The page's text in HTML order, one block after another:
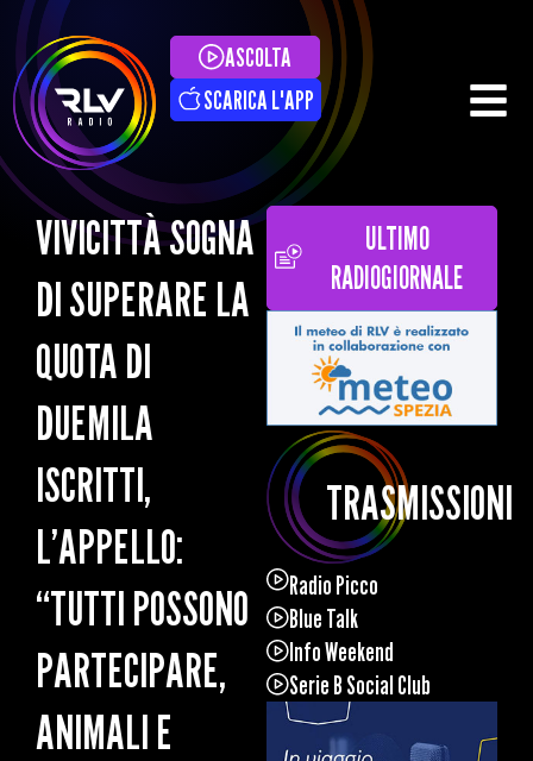
ASCOLTA
SCARICA L'APP
VIVICITTÀ SOGNA
DI SUPERARE LA
QUOTA DI
DUEMILA
ISCRITTI,
L’APPELLO:
“TUTTI POSSONO
PARTECIPARE,
ANIMALI E
ULTIMO
RADIOGIORNALE
TRASMISSIONI
Radio Picco
Blue Talk
Info Weekend
Serie B Social Club